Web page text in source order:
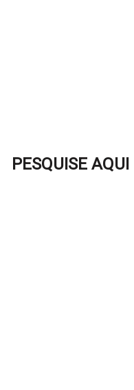
PESQUISE AQUI